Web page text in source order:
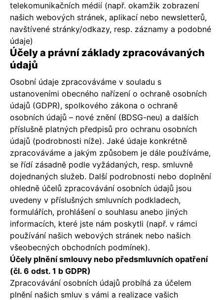
telekomunikačních médií (např. okamžik zobrazení
našich webových stránek, aplikací nebo newsletterů,
navštívené stránky/odkazy, resp. záznamy a podobné
údaje)
Účely a právní základy zpracovávaných
údajů
Osobní údaje zpracováváme v souladu s
ustanoveními obecného nařízení o ochraně osobních
údajů (GDPR), spolkového zákona o ochraně
osobních údajů – nové znění (BDSG-neu) a dalších
příslušně platných předpisů pro ochranu osobních
údajů (podrobnosti níže). Jaké údaje konkrétně
zpracováváme a jakým způsobem je dále používáme,
se řídí zásadně podle vyžádaných, resp. smluvně
dojednaných služeb. Další podrobnosti nebo doplnění
ohledně účelů zpracovávání osobních údajů jsou
uvedeny v příslušných smluvních podkladech,
formulářích, prohlášení o souhlasu anebo jiných
informacích, které jste nám poskytli (např. v rámci
používání našich webových stránek nebo našich
všeobecných obchodních podmínek).
Účely plnění smlouvy nebo předsmluvních opatření
(čl. 6 odst. 1 b GDPR)
Zpracovávání osobních údajů probíhá za účelem
plnění našich smluv s vámi a realizace vašich